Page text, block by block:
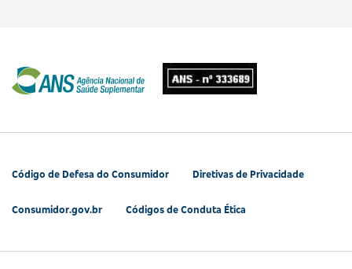
Código de Defesa do Consumidor Diretivas de Privacidade
Consumidor.gov.br Códigos de Conduta Ética